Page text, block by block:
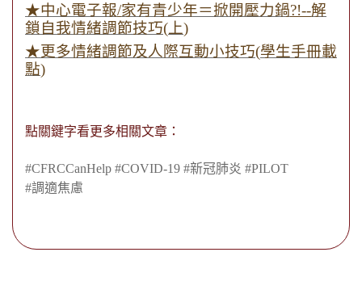
★中心電子報/家有青少年＝掀開壓力鍋?!--解
鎖自我情緒調節技巧( 上)
★更多情緒調節及人際互動小技巧(學生手冊載
點)
點關鍵字看更多相關文章：
#CFRCCanHelp #COVID-19 #新冠肺炎 #PILOT
#調適焦慮